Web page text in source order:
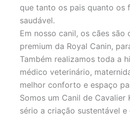
que tanto os pais quanto os
saudável.
Em nosso canil, os cães
premium da Royal Canin,
Também realizamos toda a
médico veterinário,
melhor conforto e espaço
Somos um Canil de Cavalier
sério a criação sustentável